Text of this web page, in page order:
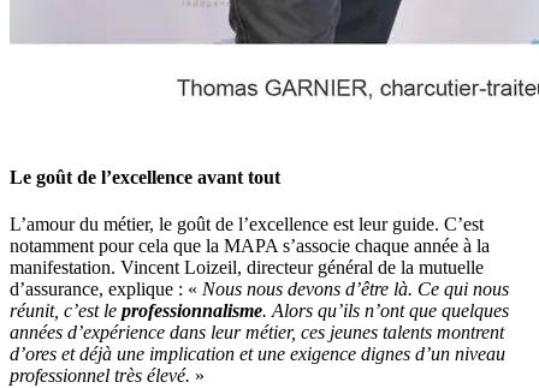
Le goût de l’excellence avant tout
L’amour du métier, le goût de l’excellence est leur guide. C’est
notamment pour cela que la MAPA s’associe chaque année à la
manifestation. Vincent Loizeil, directeur général de la mutuelle
d’assurance, explique : « Nous nous devons d’être là. Ce qui nous
réunit, c’est le professionnalisme. Alors qu’ils n’ont que quelques
années d’expérience dans leur métier, ces jeunes talents montrent
d’ores et déjà une implication et une exigence dignes d’un niveau
professionnel très élevé. »